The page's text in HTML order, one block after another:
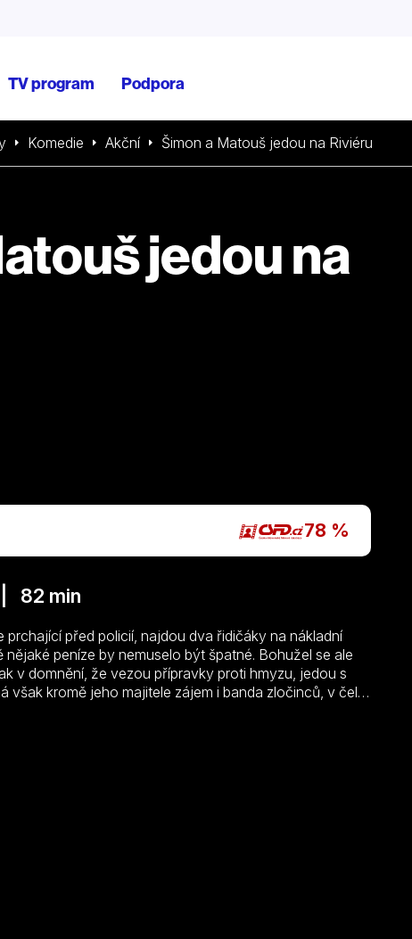
TV program Podpora
Komedie Akční Šimon a Matouš jedou na Riviéru
jedou na
78 %
82 min
prchající před policií, najdou dva řidičáky na nákladní
peníze by nemuselo být špatné. Bohužel se ale
v domnění, že vezou přípravky proti hmyzu, jedou s
však kromě jeho majitele zájem i banda zločinců, v čele
celou cestu. Bláznivé scény, honičky a rvačky